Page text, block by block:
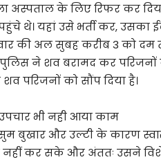
अस्पताल के लिए रिफर कर
थे। यहां उसे भर्ती कर, उसका
की अल सुबह करीब 3 को दम
ने शव बरामद कर परिजनों
परिजनों को सौंप दिया है।
भी नही आया काम
बुखार और उल्टी के कारण
नहीं कर सके और अंततः उसने